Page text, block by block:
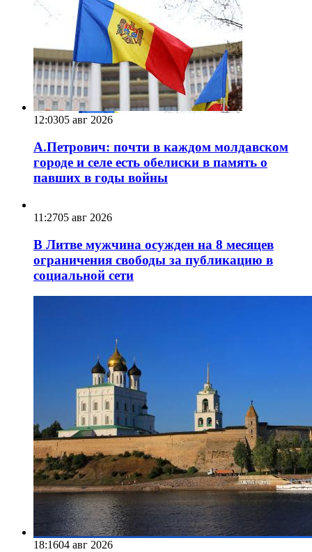
12:0305 авг 2026
А.Петрович: почти в каждом молдавском
городе и селе есть обелиски в память о
павших в годы войны
11:2705 авг 2026
В Литве мужчина осужден на 8 месяцев
ограничения свободы за публикацию в
социальной сети
18:1604 авг 2026